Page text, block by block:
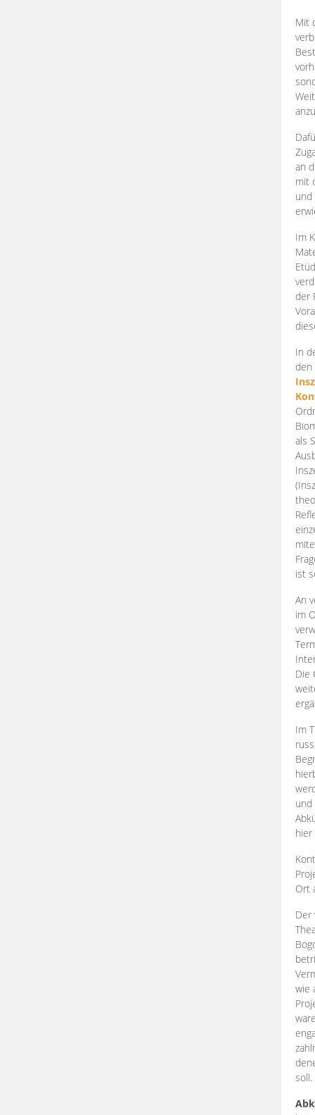
Mit
an
mit
und
Im
der
In
den
als
ist
An
im
Die
Im
und
Ort
Der
wie
zahlr
soll.